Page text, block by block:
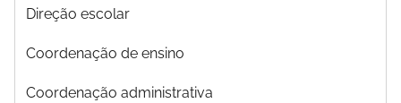
Direção escolar
Coordenação de ensino
Coordenação administrativa